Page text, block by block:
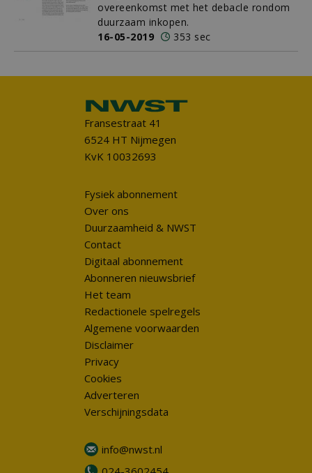
overeenkomst met het debacle rondom
duurzaam inkopen.
16-05-2019
353 sec
Fransestraat 41
6524 HT Nijmegen
KvK 10032693
Fysiek abonnement
Over ons
Duurzaamheid & NWST
Contact
Digitaal abonnement
Abonneren nieuwsbrief
Het team
Redactionele spelregels
Algemene voorwaarden
Disclaimer
Privacy
Cookies
Adverteren
Verschijningsdata
info@nwst.nl